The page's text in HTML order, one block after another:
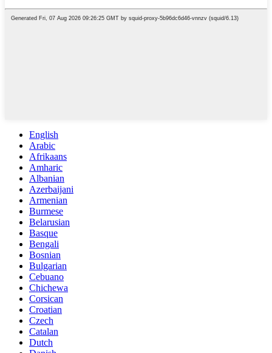
English
Arabic
Afrikaans
Amharic
Albanian
Azerbaijani
Armenian
Burmese
Belarusian
Basque
Bengali
Bosnian
Bulgarian
Cebuano
Chichewa
Corsican
Croatian
Czech
Catalan
Dutch